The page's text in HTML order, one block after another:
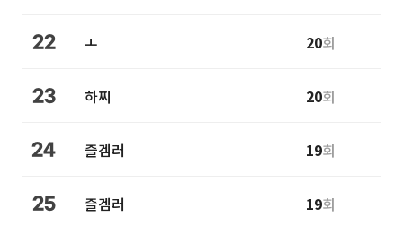
22 ㅗ 20회
23 하찌 20회
24 즐겜러 19회
25 즐겜러 19회